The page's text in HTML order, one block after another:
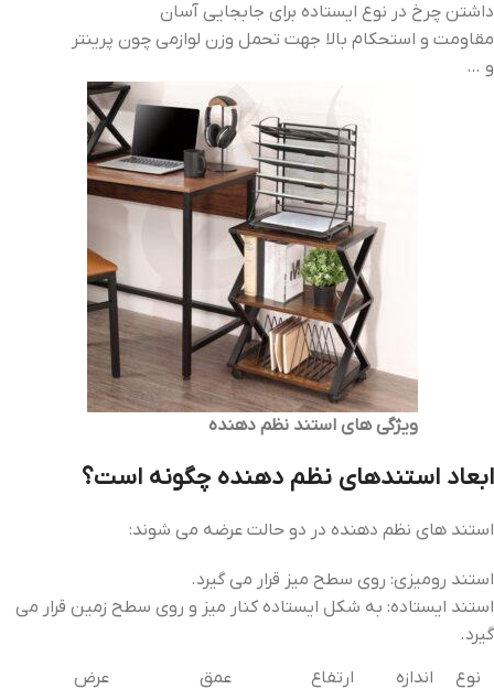
داشتن چرخ در نوع ایستاده برای جابجایی آسان
مقاومت و استحکام بالا جهت تحمل وزن لوازمی چون پرینتر
و …
ویژگی های استند نظم دهنده
ابعاد استندهای نظم دهنده چگونه است؟
استند های نظم دهنده در دو حالت عرضه می شوند:
استند رومیزی: روی سطح میز قرار می گیرد.
استند ایستاده: به شکل ایستاده کنار میز و روی سطح زمین قرار می
گیرد.
نوع اندازه
ارتفاع عمق عرض